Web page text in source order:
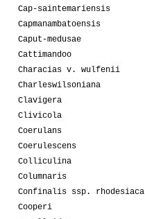
Cap-saintemariensis
Capmanambatoensis
Caput-medusae
Cattimandoo
Characias v. wulfenii
Charleswilsoniana
Clavigera
Clivicola
Coerulans
Coerulescens
Colliculina
Columnaris
Confinalis ssp. rhodesiaca
Cooperi